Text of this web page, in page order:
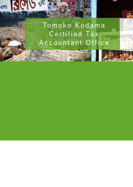
Tomoko Kodama
Certified Tax
Accountant Office